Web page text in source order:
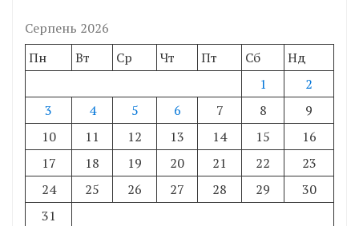
Серпень 2026
Пн
Вт Ср Чт Пт Сб
Нд
1
2
3
4 5 6 7 8
9
10
11 12 13 14 15
16
17
18 19 20 21 22
23
24
25 26 27 28 29
30
31